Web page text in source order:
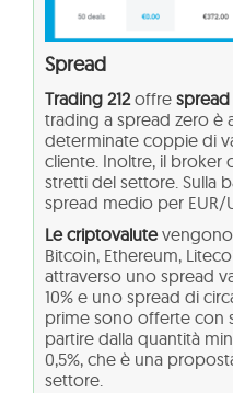
Spread
Trading 212offre spread
trading a spread zero è
determinate coppie di
cliente. Inoltre, il broker
stretti del settore. Sulla
spread medio per EUR/
Le criptovalutevengono
Bitcoin, Ethereum,
attraverso uno spread
10% e uno spread di
prime sono offerte con
partire dalla quantità
0,5%, che è una
settore.